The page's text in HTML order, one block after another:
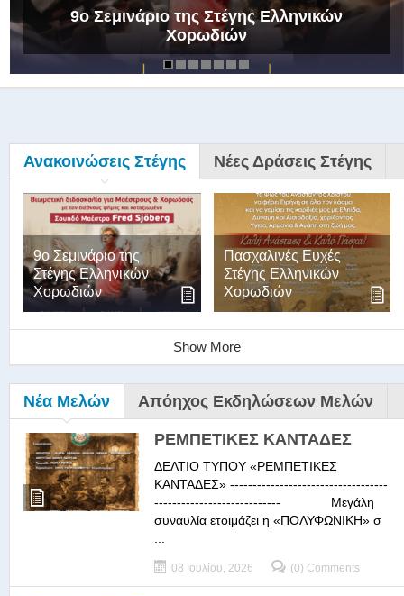
9ο Σεμινάριο της Στέγης Ελληνικών
Χορωδιών
Ανακοινώσεις Στέγης Νέες Δράσεις Στέγης
9ο Σεμινάριο της
Στέγης Ελληνικών
Χορωδιών
Πασχαλινές Ευχές
Στέγης Ελληνικών
Χορωδιών
Show More
Νέα Μελών Απόηχος Εκδηλώσεων Μελών
ΡΕΜΠΕΤΙΚΕΣ ΚΑΝΤΑΔΕΣ
ΔΕΛΤΙΟ ΤΥΠΟΥ «ΡΕΜΠΕΤΙΚΕΣ
ΚΑΝΤΑΔΕΣ» -----------------------------------
---------------------------- Μεγάλη
συναυλία ετοιμάζει η «ΠΟΛΥΦΩΝΙΚΗ» σ
08 Ιουλίου, 2026 (0) Comments